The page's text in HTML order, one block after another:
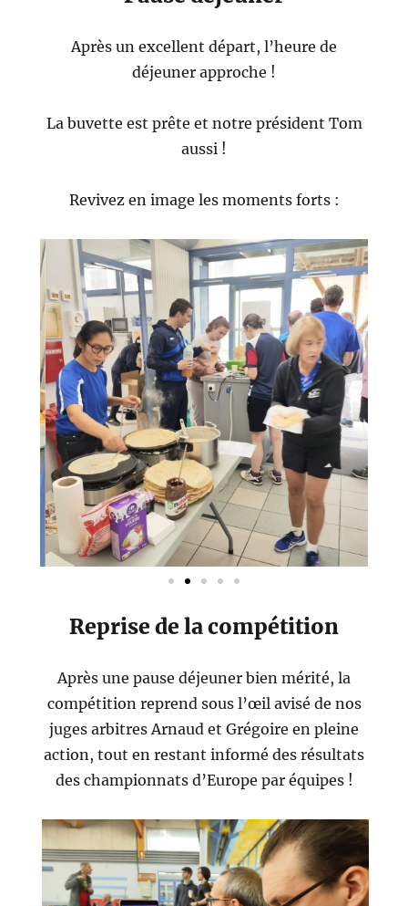
Après un excellent départ, l’heure de
déjeuner approche !
La buvette est prête et notre président Tom
aussi !
Revivez en image les moments forts :
Reprise de la compétition
Après une pause déjeuner bien mérité, la
compétition reprend sous l’œil avisé de nos
juges arbitres Arnaud et Grégoire en pleine
action, tout en restant informé des résultats
des championnats d’Europe par équipes !